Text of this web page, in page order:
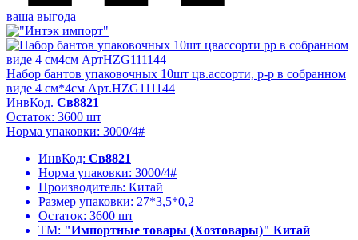
ваша выгода
Набор бантов упаковочных 10шт цв.ассорти, р-р в собранном
виде 4 см*4см Арт.HZG111144
ИнвКод. Св8821
Остаток: 3600 шт
Норма упаковки: 3000/4#
ИнвКод: Св8821
Норма упаковки: 3000/4#
Производитель: Китай
Размер упаковки: 27*3,5*0,2
Остаток: 3600 шт
ТМ: "Импортные товары (Хозтовары)" Китай